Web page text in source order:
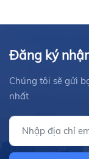
Đăng ký
Chúng tôi sẽ gửi
nhất